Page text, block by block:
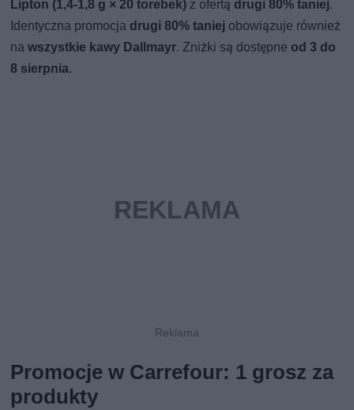
Lipton (1,4-1,8 g × 20 torebek) z ofertą drugi 80% taniej.
Identyczna promocja drugi 80% taniej obowiązuje również
nawszystkie kawy Dallmayr. Zniżki są dostępne od 3 do
8 sierpnia.
Promocje w Carrefour: 1 grosz za
produkty